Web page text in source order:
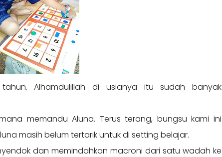
Alhamdulillah di usianya itu sudah banyak
memandu Aluna. Terus terang, bungsu kami ini
masih belum tertarik untuk di setting belajar.
dan memindahkan macroni dari satu wadah ke